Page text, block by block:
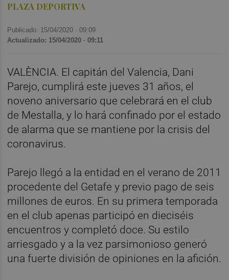
PLAZA DEPORTIVA
Publicado: 15/04/2020 ·09:09
Actualizado: 15/04/2020 · 09:11
VALÈNCIA. El capitán del Valencia, Dani
Parejo, cumplirá este jueves 31 años, el
noveno aniversario que celebrará en el club
de Mestalla, y lo hará confinado por el estado
de alarma que se mantiene por la crisis del
coronavirus.
Parejo llegó a la entidad en el verano de 2011
procedente del Getafe y previo pago de seis
millones de euros. En su primera temporada
en el club apenas participó en dieciséis
encuentros y completó doce. Su estilo
arriesgado y a la vez parsimonioso generó
una fuerte división de opiniones en la afición.